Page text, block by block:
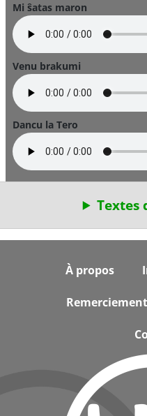
Mi ŝatas maron
Venu brakumi
Dancu la Tero
Textes
À propos